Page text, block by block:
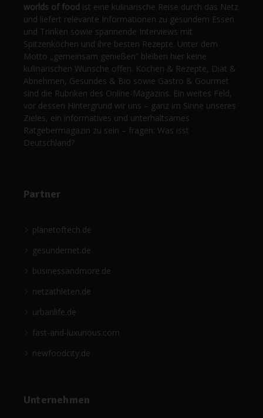
worlds of food ist eine kulinarische Reise durch das Netz
und liefert relevante Informationen zu gesundem Essen
und Trinken sowie spannende Interviews mit
Spitzenköchen und ihre besten Rezepte. Unter dem
Motto „gemeinsam genießen“ bleiben hier keine
kulinarischen Wünsche offen. Kochen & Rezepte, Diät &
Abnehmen, Gesundes & Bio sowie Gastro & Gourmet
sind die Rubriken des Online-Magazins. Ein weites Feld,
vor dessen Hintergrund wir uns – ganz im Sinne unseres
Zieles, ein informatives und unterhaltsames
Ratgebermagazin zu sein – fragen: Was isst
Deutschland?
Partner
planetoftech.de
gesündernet.de
businessandmore.de
netzathleten.de
urbanlife.de
fast-and-luxurious.com
newfoodcity.de
Unternehmen